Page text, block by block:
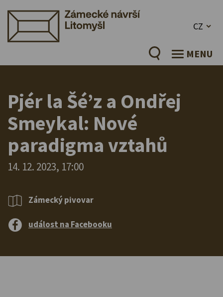
CZ
MENU
Pjér la Šé’z a Ondřej
Smeykal: Nové
paradigma vztahů
14. 12. 2023, 17:00
Zámecký pivovar
událost na Facebooku